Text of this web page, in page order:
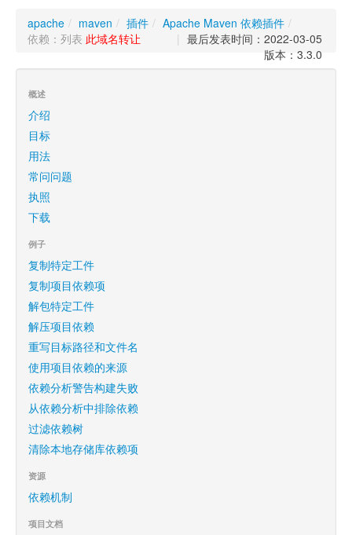
apache / maven / 插件 / Apache Maven 依赖插件 /
依赖：列表 此域名转让 | 最后发表时间：2022-03-05
版本：3.3.0
概述
介绍
目标
用法
常问问题
执照
下载
例子
复制特定工件
复制项目依赖项
解包特定工件
解压项目依赖
重写目标路径和文件名
使用项目依赖的来源
依赖分析警告构建失败
从依赖分析中排除依赖
过滤依赖树
清除本地存储库依赖项
资源
依赖机制
项目文档